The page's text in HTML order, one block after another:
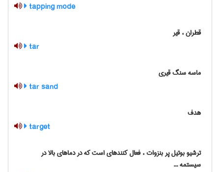
tapping mode
قطران ، قیر
tar
ماسه سنگ قیری
tar sand
هدف
target
ترشیو بوتیل پر بنزوات ، فعال کننده‏ای است که در دماهای بالا در
سیستمه ...